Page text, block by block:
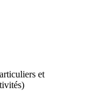
et